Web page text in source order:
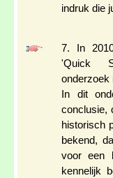
indruk die
7. In
'Quick
onderzoek
In dit
conclusie,
historisch
bekend,
voor een
kennelijk